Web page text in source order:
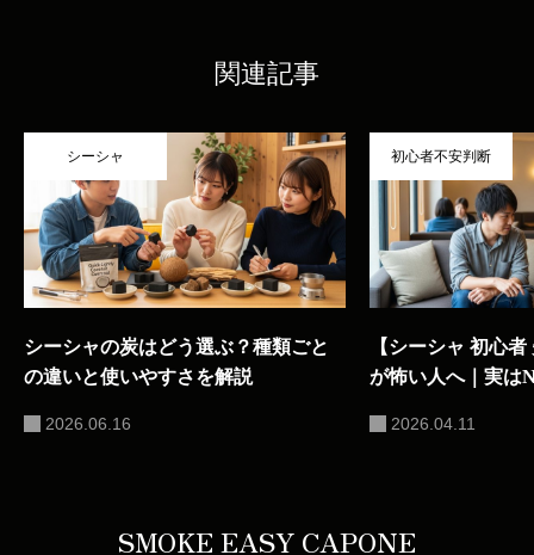
関連記事
シーシャ
シーシャの炭はどう選ぶ？種類ごと
の違いと使いやすさを解説
2026.06.16
初心者不安判断
【シーシャ 初心
が怖い人へ｜実は
2026.04.11
SMOKE EASY CAPONE